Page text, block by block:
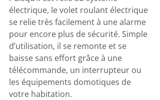
électrique, le volet roulant électrique
se relie très facilement à une alarme
pour encore plus de sécurité. Simple
d’utilisation, il se remonte et se
baisse sans effort grâce à une
télécommande, un interrupteur ou
les équipements domotiques de
votre habitation.